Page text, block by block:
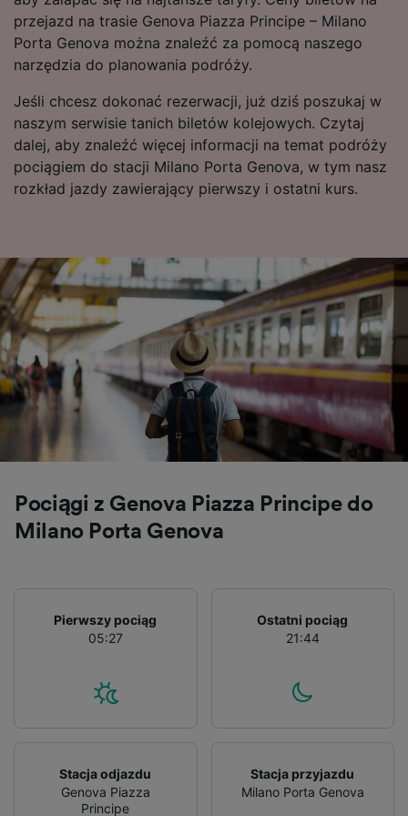
przejazd na trasie Genova Piazza Principe – Milano
Porta Genova można znaleźć za pomocą naszego
narzędzia do planowania podróży.
Jeśli chcesz dokonać rezerwacji, już dziś poszukaj w
naszym serwisie tanich biletów kolejowych. Czytaj
dalej, aby znaleźć więcej informacji na temat podróży
pociągiem do stacji Milano Porta Genova, w tym nasz
rozkład jazdy zawierający pierwszy i ostatni kurs.
Pociągi z Genova Piazza Principe do
Milano Porta Genova
Pierwszy pociąg
05:27
Ostatni pociąg
21:44
Stacja odjazdu
Genova Piazza
Principe
Stacja przyjazdu
Milano Porta Genova
List of Partners